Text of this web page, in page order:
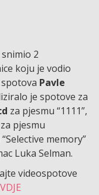
2
koju je vodio
Pavle
je spotove za
za pjesmu “1111”,
pjesmu
memory”
Luka Selman.
videospotove